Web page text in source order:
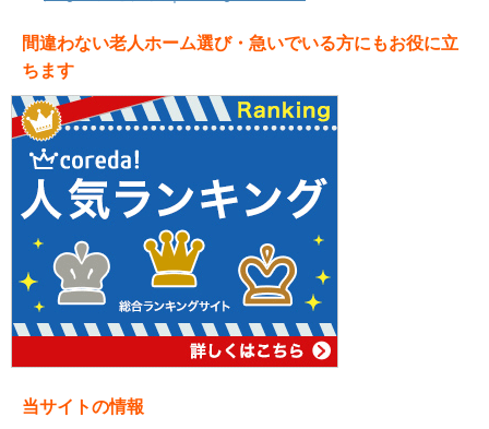
間違わない老人ホーム選び・急いでいる方にもお役に立
ちます
当サイトの情報